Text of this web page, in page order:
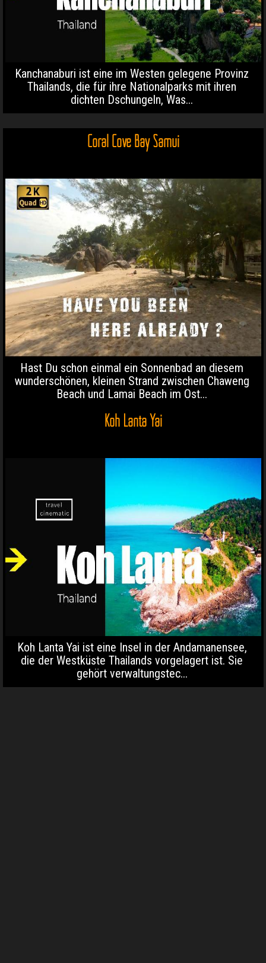
Kanchanaburi ist eine im Westen gelegene Provinz
Thailands, die für ihre Nationalparks mit ihren
dichten Dschungeln, Was...
Coral Cove Bay Samui
Hast Du schon einmal ein Sonnenbad an diesem
wunderschönen, kleinen Strand zwischen Chaweng
Beach und Lamai Beach im Ost...
Koh Lanta Yai
Koh Lanta Yai ist eine Insel in der Andamanensee,
die der Westküste Thailands vorgelagert ist. Sie
gehört verwaltungstec...